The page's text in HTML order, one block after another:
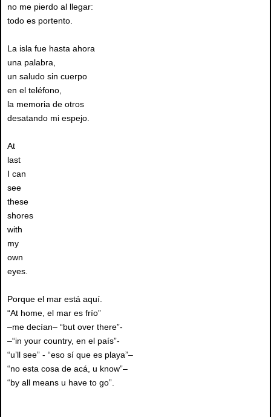
no me pierdo al llegar:
todo es portento.
La isla fue hasta ahora
una palabra,
un saludo sin cuerpo
en el teléfono,
la memoria de otros
desatando mi espejo.
At
last
I can
see
these
shores
with
my
own
eyes.
Porque el mar está aquí.
“At home, el mar es frío”
–me decían– “but over there”-
–“in your country, en el país”-
“u’ll see” - “eso sí que es playa”–
“no esta cosa de acá, u know”–
“by all means u have to go”.